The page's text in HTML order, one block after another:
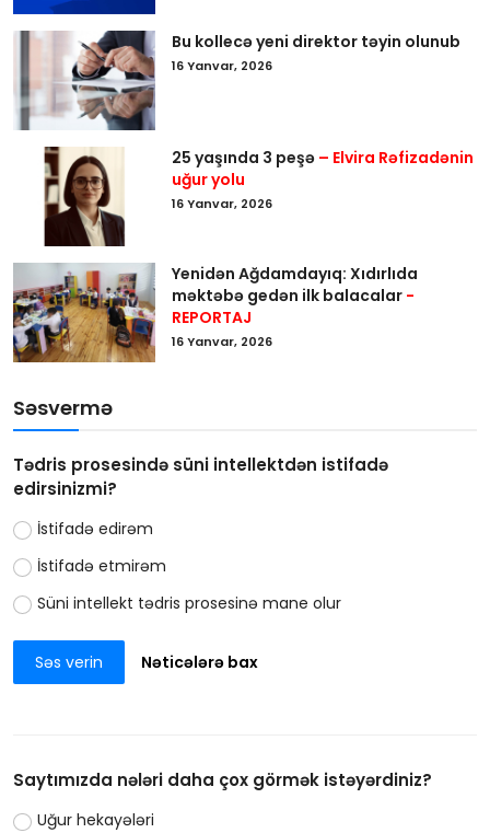
Bu kollecə yeni direktor təyin olunub
16 Yanvar, 2026
25 yaşında 3 peşə – Elvira Rəfizadənin
uğur yolu
16 Yanvar, 2026
Yenidən Ağdamdayıq: Xıdırlıda
məktəbə gedən ilk balacalar -
REPORTAJ
16 Yanvar, 2026
Səsvermə
Tədris prosesində süni intellektdən istifadə
edirsinizmi?
İstifadə edirəm
İstifadə etmirəm
Süni intellekt tədris prosesinə mane olur
Səs verin Nəticələrə bax
Saytımızda nələri daha çox görmək istəyərdiniz?
Uğur hekayələri